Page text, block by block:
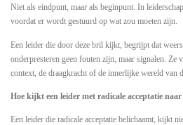
Niet als eindpunt, maar als beginpunt. In
voordat er wordt gestuurd op wat zou moeten zijn.
Een leider die door deze bril kijkt, begrijpt dat
onderpresteren geen fouten zijn, maar signalen. Ze
context, de draagkracht of de innerlijke wereld van
Hoe kijkt een leider met radicale acceptatie
Een leider die radicale acceptatie belichaamt, kijkt